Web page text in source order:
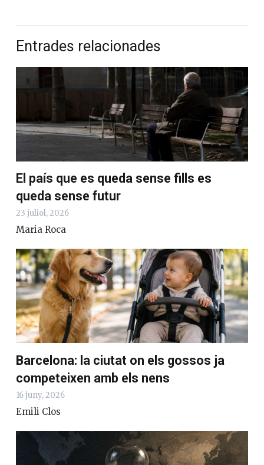
Entrades relacionades
El país que es queda sense fills es
queda sense futur
23 juliol, 2026
Maria Roca
Barcelona: la ciutat on els gossos ja
competeixen amb els nens
16 juny, 2026
Emili Clos